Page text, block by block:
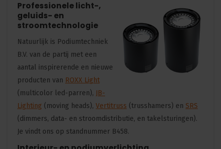
Professionele licht-,
geluids- en
stroomtechnologie
Natuurlijk is Podiumtechniek
B.V. van de partij met een
aantal inspirerende en nieuwe
producten van ROXX Light
(multicolor led-parren), JB-
Lighting (moving heads), Vertitruss (trusshamers) en SRS
(dimmers, data- en stroomdistributie, en takelsturingen).
Je vindt ons op standnummer B458.